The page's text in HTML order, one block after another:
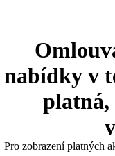
nabídky v
platná,
Pro zobrazení platných